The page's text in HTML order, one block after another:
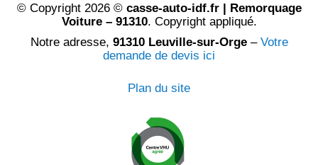
© Copyright 2026 © casse-auto-idf.fr | Remorquage
Voiture – 91310. Copyright appliqué.
Notre adresse, 91310 Leuville-sur-Orge– Votre
demande de devis ici
Plan du site